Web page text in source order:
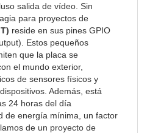
salida de vídeo. Sin
para proyectos de
reside en sus pines GPIO
Estos pequeños
que la placa se
el mundo exterior,
de sensores físicos y
Además, está
24 horas del día
de energía mínima, un factor
de un proyecto de